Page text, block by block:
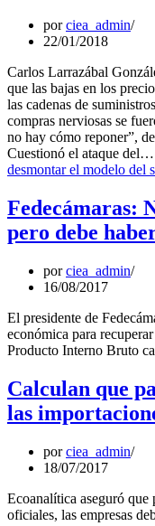
porciea_admin
22/01/2018
Carlos Larrazábal
que las bajas en los
las cadenas de
compras nerviosas se
no hay cómo reponer”,
Cuestionó el ataque del…
desmontar el modelo
Fedecámaras:
pero debe
porciea_admin
16/08/2017
El presidente de
económica para
Producto Interno Bruto
Calculan que
las
porciea_admin
18/07/2017
Ecoanalítica aseguró que
oficiales, las empresas